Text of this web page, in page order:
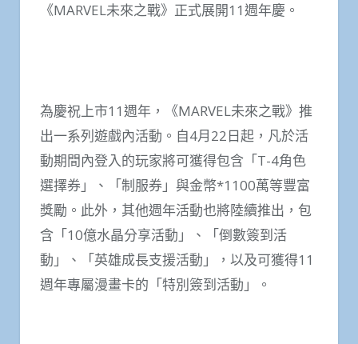
《MARVEL未來之戰》正式展開11週年慶。
為慶祝上市11週年，《MARVEL未來之戰》推
出一系列遊戲內活動。自4月22日起，凡於活
動期間內登入的玩家將可獲得包含「T-4角色
選擇券」、「制服券」與金幣*1100萬等豐富
獎勵。此外，其他週年活動也將陸續推出，包
含「10億水晶分享活動」、「倒數簽到活
動」、「英雄成長支援活動」，以及可獲得11
週年專屬漫畫卡的「特別簽到活動」。